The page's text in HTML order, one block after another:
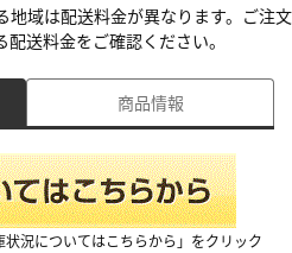
地域は配送料金が異なります。ご注文
送料金をご確認ください。
商品情報
況についてはこちらから」をクリック